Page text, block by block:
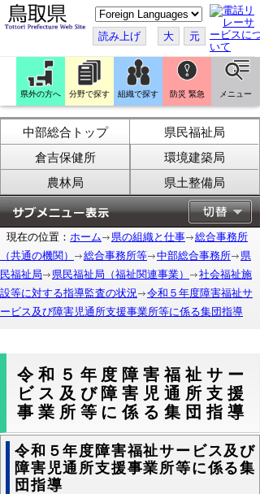
こ
の
ペ
ー
ジ
翻
訳
す
る
読み上げ 大 元
県外の方へ 分野で探す 組織で探す 防災 緊急 メニュー
中部総合トップ
県民福祉局
倉吉保健所
環境建築局
農林局
県土整備局
現在の位置： ホーム 県の組織と仕事
総合事務所
（共通の機関）
総合事務所等 中部総合事務所
県
民福祉局
県民福祉局（福祉関連事業）
社会福祉施
設等に対する指導監査の状況
令和５年度障害福祉サ
ービス及び障害児通所支援事業所等に係る集団指導
令和５年度障害福祉サー
ビス及び障害児通所支援
事業所等に係る集団指導
令和５年度障害福祉サービス及び
障害児通所支援事業所等に係る集
団指導